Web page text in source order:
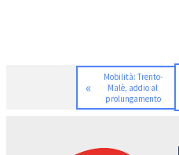
«
Mobilità: Trento-
Malè, addio al
prolungamento